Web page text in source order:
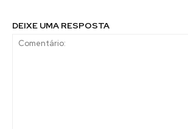
DEIXE UMA RESPOSTA